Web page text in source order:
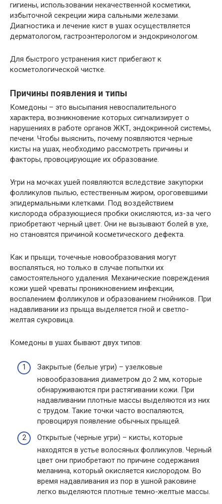
гигиены, использовании некачественной косметики,
избыточной секреции жира сальными железами.
Диагностика и лечение кист в ушах осуществляется
дерматологом, гастроэнтерологом и эндокринологом.
Для быстрого устранения кист прибегают к
косметологической чистке.
Причины появления и типы
Комедоны – это высыпания невоспалительного
характера, возникновение которых сигнализирует о
нарушениях в работе органов ЖКТ, эндокринной системы,
печени. Чтобы выяснить, почему появляются черные
кисты на ушах, необходимо рассмотреть причины и
факторы, провоцирующие их образование.
Угри на мочках ушей появляются вследствие закупорки
фолликулов пылью, естественным жиром, ороговевшими
эпидермальными клетками. Под воздействием
кислорода образующиеся пробки окисляются, из-за чего
приобретают черный цвет. Они не вызывают болей в ухе,
но становятся причиной косметического дефекта.
Как и прыщи, точечные новообразования могут
воспаляться, но только в случае попытки их
самостоятельного удаления. Механические повреждения
кожи ушей чреваты проникновением инфекции,
воспалением фолликулов и образованием гнойников. При
надавливании из прыща выделяется гной и светло-
желтая сукровица.
Комедоны в ушах бывают двух типов:
Закрытые (белые угри) – узелковые
новообразования диаметром до 2 мм, которые
обнаруживаются при растягивании кожи. При
надавливании плотные массы выделяются из них
с трудом. Такие точки часто воспаляются,
провоцируя появление обычных прыщей.
Открытые (черные угри) – кисты, которые
находятся в устье волосяных фолликулов. Черный
цвет они приобретают по причине содержания
меланина, который окисляется кислородом. Во
время надавливания из пор в ушной раковине
легко выделяются плотные темно-желтые массы.